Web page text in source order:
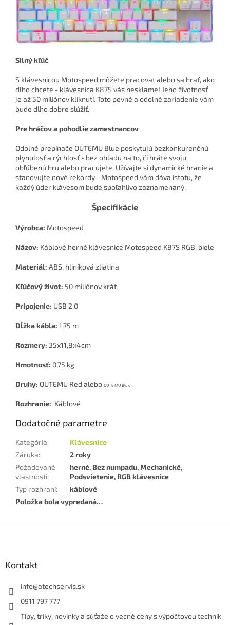
Silný kľúč
S klávesnicou Motospeed môžete pracovať alebo sa hrať, ako
dlho chcete - klávesnica K87S vás nesklame! Jeho životnosť
je až 50 miliónov kliknutí. Toto pevné a odolné zariadenie vám
bude dlho dobre slúžiť.
Pre hráčov a pohodlie zamestnancov
Odolné prepínače OUTEMU Blue poskytujú bezkonkurenčnú
plynulosť a rýchlosť - bez ohľadu na to, či hráte svoju
obľúbenú hru alebo pracujete. Užívajte si dynamické hranie a
stanovujte nové rekordy - Motospeed vám dáva istotu, že
každý úder klávesom bude spoľahlivo zaznamenaný.
Špecifikácie
Výrobca: Motospeed
Názov: Káblové herné klávesnice Motospeed K87S RGB, biele
Materiál: ABS, hliníková zliatina
Kľúčový život: 50 miliónov krát
Pripojenie: USB 2.0
Dĺžka kábla: 1,75 m
Rozmery: 35x11,8x4cm
Hmotnosť: 0,75 kg
Druhy: OUTEMU Red alebo OUTEMU Blue
Rozhranie: Káblové
Dodatočné parametre
Kategória:
Klávesnice
Záruka:
2 roky
Požadované
vlastnosti:
herné, Bez numpadu, Mechanické,
Podsvietenie, RGB klávesnice
Typ rozhraní:
káblové
Položka bola vypredaná…
Kontakt
info@atechservis.sk
0911 797 777
Tipy, triky, novinky a súťaže o vecné ceny s výpočtovou technik